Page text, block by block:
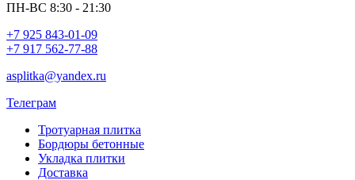
ПН-ВС 8:30 - 21:30
+7 925 843-01-09
+7 917 562-77-88
asplitka@yandex.ru
Телеграм
Тротуарная плитка
Бордюры бетонные
Укладка плитки
Доставка